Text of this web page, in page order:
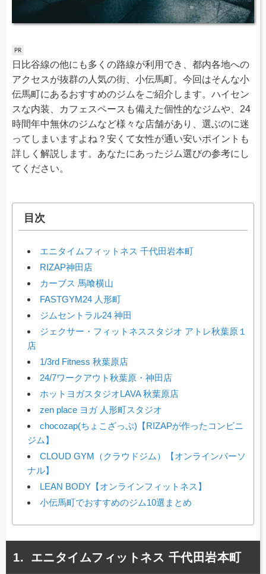
日比谷線の他にも多くの路線が利用でき、都内各地への
アクセスが抜群の人気の街、小伝馬町。今回はそんな小
伝馬町にあるおすすめのジムをご紹介します。ハイセン
スな内装、カフェスペースも備えた個性的なジムや、24
時間年中無休のジムなど様々な店舗があり、選ぶのに迷
ってしまいますよね？安くて女性が通い安いポイントも
詳しく解説します。あなたにあったジム選びの参考にし
てください。
目次
エニタイムフィットネス 千代田岩本町
RIZAP神田店
カーブス 馬喰横山
FASTGYM24 人形町
ジムセントラル24 神田
ジェクサー・フィットネススタジオ アトレ秋葉原１
店
1/3rd Fitness 秋葉原店
24/7ワークアウト秋葉原・神田店
ホットヨガスタジオLAVA 秋葉原店
zen place ヨガ 人形町スタジオ
chocozap(ちょこざっぷ)【RIZAPが作ったコンビニ
ジム】
CLOUD GYM（クラウドジム）【オンラインパーソ
ナル】
LEAN BODY【オンラインフィットネス】
小伝馬町でおすすめのジム10選まとめ
エニタイムフィットネス 千代田岩本町